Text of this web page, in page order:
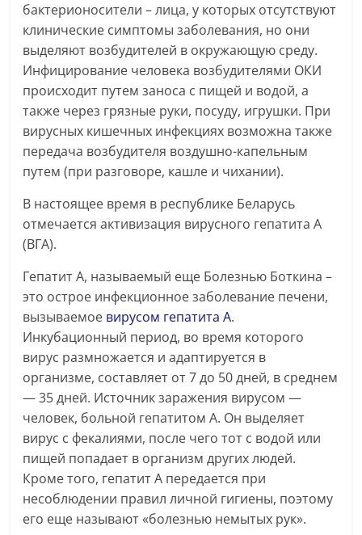
бактерионосители – лица, у которых отсутствуют
клинические симптомы заболевания, но они
выделяют возбудителей в окружающую среду.
Инфицирование человека возбудителями ОКИ
происходит путем заноса с пищей и водой, а
также через грязные руки, посуду, игрушки. При
вирусных кишечных инфекциях возможна также
передача возбудителя воздушно-капельным
путем (при разговоре, кашле и чихании).
В настоящее время в республике Беларусь
отмечается активизация вирусного гепатита А
(ВГА).
Гепатит А, называемый еще Болезнью Боткина –
это острое инфекционное заболевание печени,
вызываемое вирусом гепатита А.
Инкубационный период, во время которого
вирус размножается и адаптируется в
организме, составляет от 7 до 50 дней, в среднем
— 35 дней. Источник заражения вирусом —
человек, больной гепатитом А. Он выделяет
вирус с фекалиями, после чего тот с водой или
пищей попадает в организм других людей.
Кроме того, гепатит А передается при
несоблюдении правил личной гигиены, поэтому
его еще называют «болезнью немытых рук».